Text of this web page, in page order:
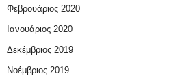
Φεβρουάριος 2020
Ιανουάριος 2020
Δεκέμβριος 2019
Νοέμβριος 2019